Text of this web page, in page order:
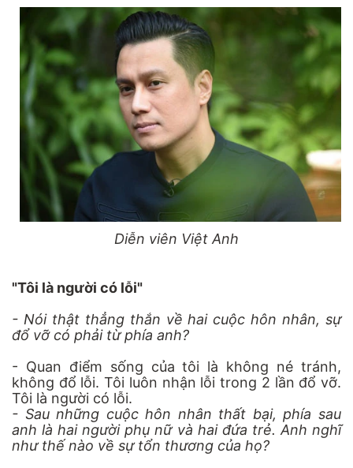
Diễn viên Việt Anh
"Tôi là người có lỗi"
- Nói thật thẳng thắn về hai cuộc hôn nhân, sự
đổ vỡ có phải từ phía anh?
- Quan điểm sống của tôi là không né tránh,
không đổ lỗi. Tôi luôn nhận lỗi trong 2 lần đổ vỡ.
Tôi là người có lỗi.
- Sau những cuộc hôn nhân thất bại, phía sau
anh là hai người phụ nữ và hai đứa trẻ. Anh nghĩ
như thế nào về sự tổn thương của họ?